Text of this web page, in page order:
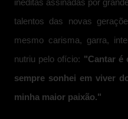
inéditas assinadas por
talentos das novas
mesmo carisma, garra,
nutriu pelo ofício: "Cantar é
sempre sonhei em viver
minha maior paixão."